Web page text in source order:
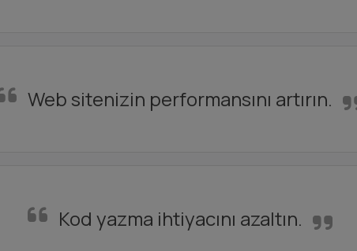
Web sitenizin performansını artırın.
Kod yazma ihtiyacını azaltın.